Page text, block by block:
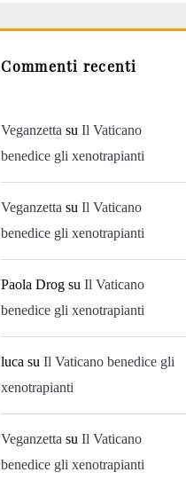
Commenti recenti
Veganzetta suIl Vaticano
benedice gli xenotrapianti
Veganzetta suIl Vaticano
benedice gli xenotrapianti
Paola Drog suIl Vaticano
benedice gli xenotrapianti
luca suIl Vaticano benedice gli
xenotrapianti
Veganzetta suIl Vaticano
benedice gli xenotrapianti